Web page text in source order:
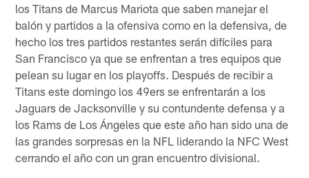
los Titans de Marcus Mariota que saben manejar el
balón y partidos a la ofensiva como en la defensiva, de
hecho los tres partidos restantes serán difíciles para
San Francisco ya que se enfrentan a tres equipos que
pelean su lugar en los playoffs. Después de recibir a
Titans este domingo los 49ers se enfrentarán a los
Jaguars de Jacksonville y su contundente defensa y a
los Rams de Los Ángeles que este año han sido una de
las grandes sorpresas en la NFL liderando la NFC West
cerrando el año con un gran encuentro divisional.